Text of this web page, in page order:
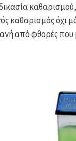
καθαρισμός όχι
από φθορές